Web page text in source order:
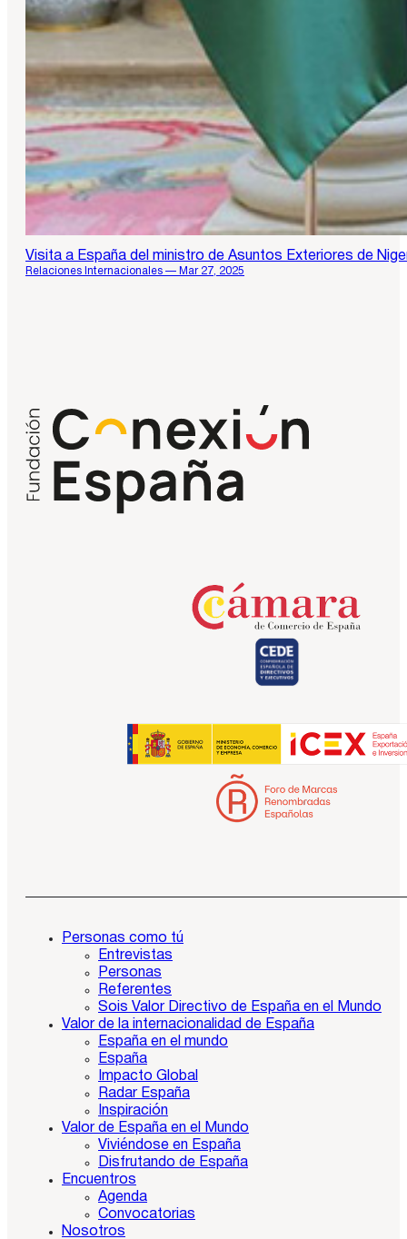
Visita a España del ministro de Asuntos Exteriores de
Relaciones Internacionales — Mar 27, 2025
Personas como tú
Entrevistas
Personas
Referentes
Sois Valor Directivo de España en el Mundo
Valor de la internacionalidad de España
España en el mundo
España
Impacto Global
Radar España
Inspiración
Valor de España en el Mundo
Viviéndose en España
Disfrutando de España
Encuentros
Agenda
Convocatorias
Nosotros